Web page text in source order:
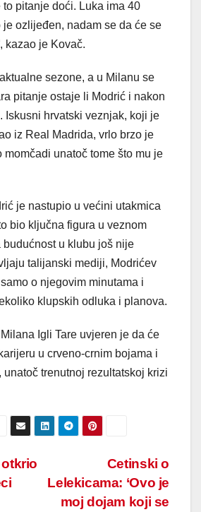
to pitanje doći. Luka ima 40
ozlijeđen, nadam se da će se
kazao je Kovač.
sezone, a u Milanu se
pitanje ostaje li Modrić i nakon
Iskusni hrvatski veznjak, koji je
iz Real Madrida, vrlo brzo je
momčadi unatoč tome što mu je
je nastupio u većini utakmica
bio ključna figura u veznom
budućnost u klubu još nije
talijanski mediji, Modrićev
o njegovim minutama i
klupskih odluka i planova.
Igli Tare uvjeren je da će
u crveno-crnim bojama i
trenutnoj rezultatskoj krizi
Cetinski o
Lelekicama: ‘Ovo je
moj dojam koji se